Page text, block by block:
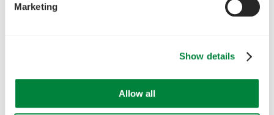
Marketing
Show details
Allow all